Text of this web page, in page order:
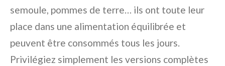
semoule, pommes de terre… ils ont toute leur
place dans une alimentation équilibrée et
peuvent être consommés tous les jours.
Privilégiez simplement les versions complètes